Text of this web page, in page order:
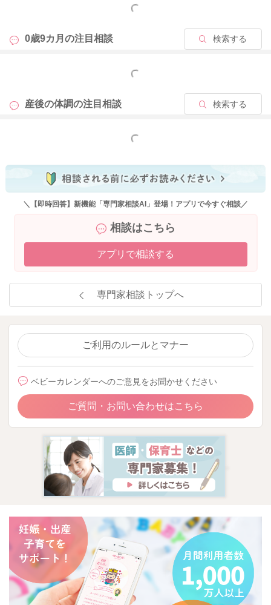
もっと見る
0歳9カ月の注目相談 検索する
もっと見る
産後の体調の注目相談 検索する
もっと見る
＼【即時回答】新機能「専門家相談AI」登場！アプリで今すぐ相談／
相談はこちら
アプリで相談する
専門家相談トップへ
ご利用のルールとマナー
ベビーカレンダーへのご意見をお聞かせください
ご質問・お問い合わせはこちら